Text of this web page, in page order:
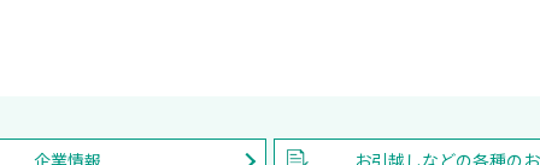
企業情報 お引越しなどの各種の